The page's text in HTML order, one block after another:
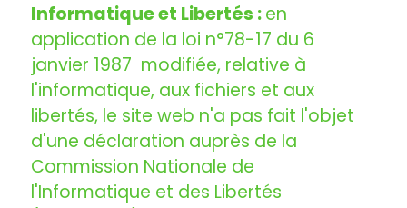
Informatique et Libertés :en
application de la loi n°78-17 du 6
janvier 1987 modifiée, relative à
l'informatique, aux fichiers et aux
libertés, le site web n'a pas fait l'objet
d'une déclaration auprès de la
Commission Nationale de
l'Informatique et des Libertés